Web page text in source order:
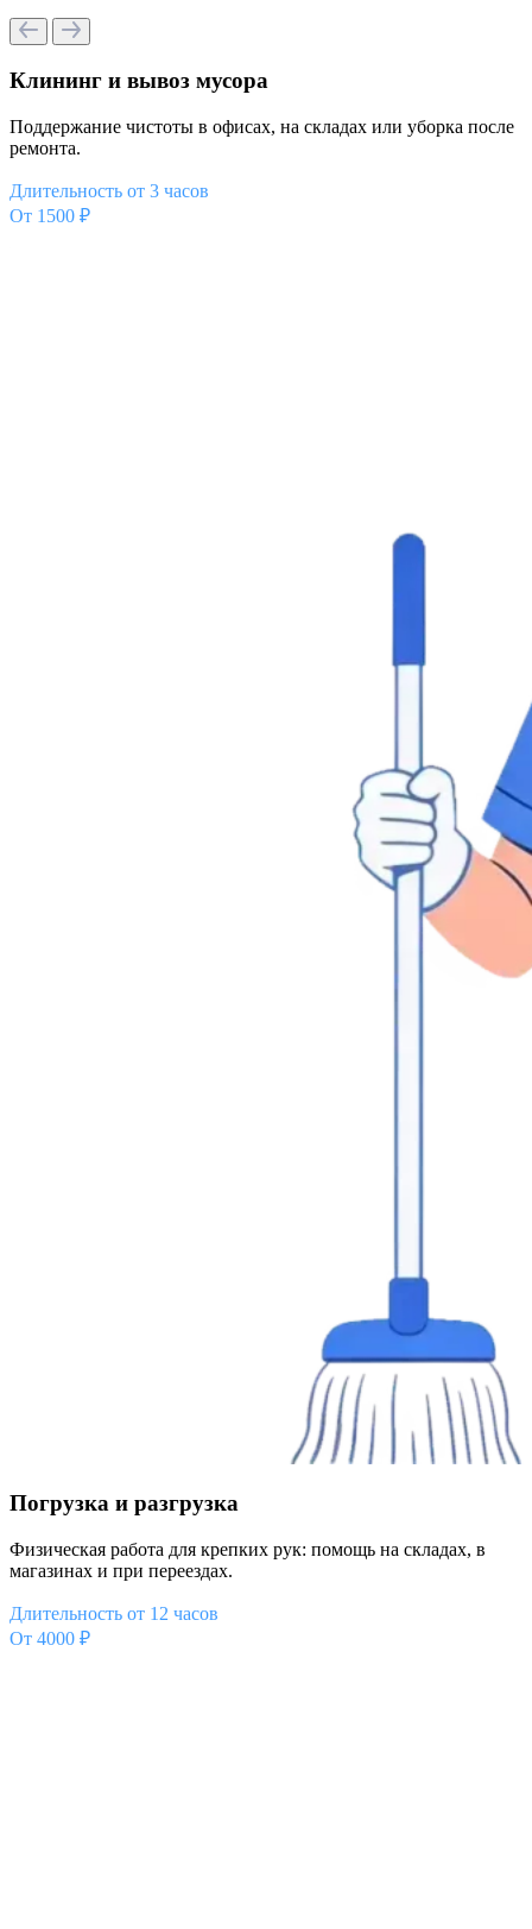
Клининг и вывоз мусора
Поддержание чистоты в офисах, на складах или уборка после
ремонта.
Длительность от 3 часов
От 1500 ₽
Погрузка и разгрузка
Физическая работа для крепких рук: помощь на складах, в
магазинах и при переездах.
Длительность от 12 часов
От 4000 ₽